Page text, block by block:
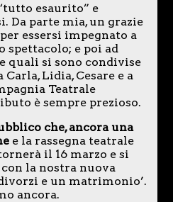
esaurito” e
Da parte mia, un grazie
essersi impegnato a
spettacolo; e poi ad
quali si sono condivise
Lidia, Cesare e a
Teatrale
è sempre prezioso.
che, ancora una
e la rassegna teatrale
il 16 marzo e si
la nostra nuova
e un matrimonio’.
ancora.